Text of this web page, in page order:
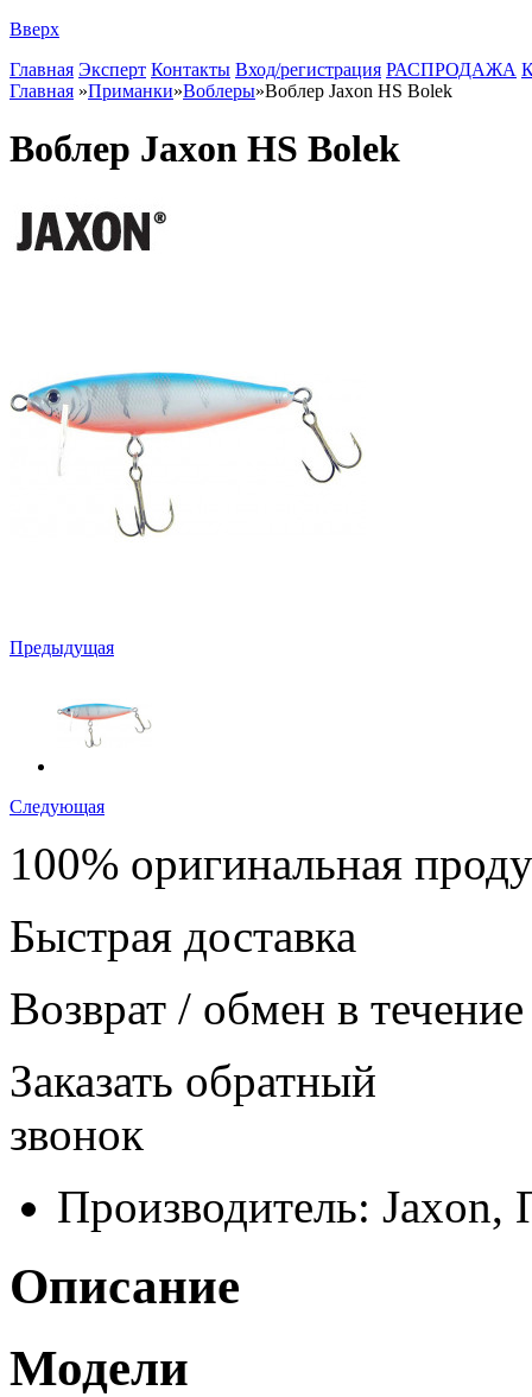
Вверх
Главная Эксперт Контакты Вход/регистрация РАСПРОДАЖА
Главная »Приманки»Воблеры»Воблер Jaxon HS Bolek
Воблер Jaxon HS Bolek
Предыдущая
Следующая
100% оригинальная
Быстрая доставка
Возврат / обмен в
Заказать обратный
звонок
Производитель: Jaxon,
Описание
Модели